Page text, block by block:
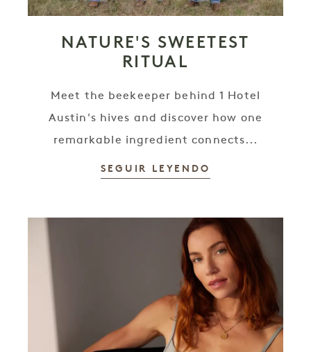
NATURE'S SWEETEST
RITUAL
Meet the beekeeper behind 1 Hotel
Austin's hives and discover how one
remarkable ingredient connects...
SEGUIR LEYENDO